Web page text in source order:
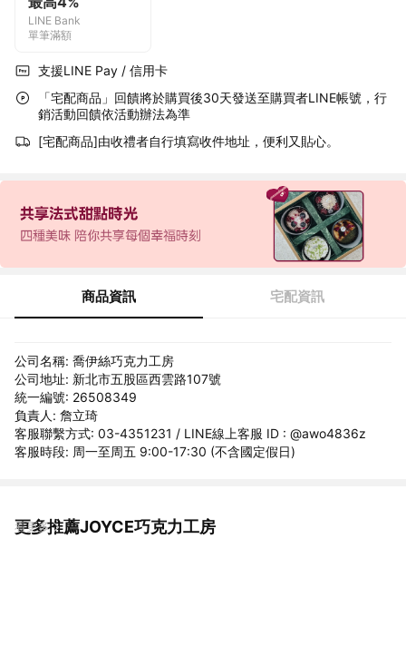
LINE Bank
單筆滿額
支援LINE Pay / 信用卡
「宅配商品」回饋將於購買後30天發送至購買者LINE帳號，行
銷活動回饋依活動辦法為準
[宅配商品]由收禮者自行填寫收件地址，便利又貼心。
商品資訊 宅配資訊
公司名稱: 喬伊絲巧克力工房
公司地址: 新北市五股區西雲路107號
統一編號: 26508349
負責人: 詹立琦
客服聯繫方式: 03-4351231 / LINE線上客服 ID : @awo4836z
客服時段: 周一至周五 9:00-17:30 (不含國定假日)
更多推薦JOYCE巧克力工房
看更多